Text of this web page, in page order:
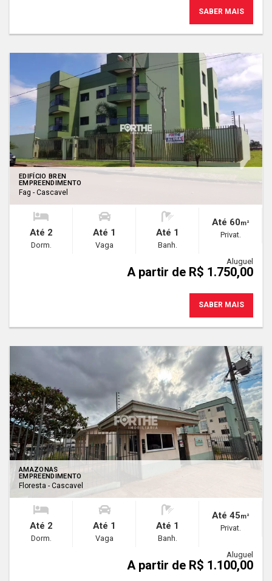
SABER MAIS
EDIFÍCIO BREN
EMPREENDIMENTO
Fag - Cascavel
Até 2
Dorm.
Até 1
Vaga
Até 1
Banh.
Até 60m²
Privat.
Aluguel
A partir de R$ 1.750,00
SABER MAIS
AMAZONAS
EMPREENDIMENTO
Floresta - Cascavel
Até 2
Dorm.
Até 1
Vaga
Até 1
Banh.
Até 45m²
Privat.
Aluguel
A partir de R$ 1.100,00